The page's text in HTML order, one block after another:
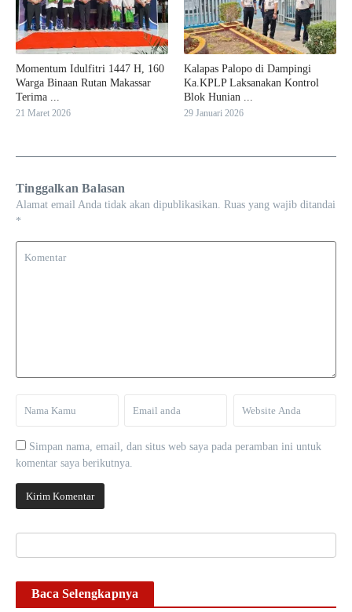
Momentum Idulfitri 1447 H, 160
Warga Binaan Rutan Makassar
Terima ...
21 Maret 2026
Kalapas Palopo di Dampingi
Ka.KPLP Laksanakan Kontrol
Blok Hunian ...
29 Januari 2026
Tinggalkan Balasan
Alamat email Anda tidak akan dipublikasikan. Ruas yang wajib ditandai
*
Simpan nama, email, dan situs web saya pada peramban ini untuk
komentar saya berikutnya.
Baca Selengkapnya